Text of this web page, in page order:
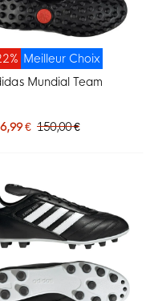
Meilleur Choix
Mundial Team
€ 150,00 €